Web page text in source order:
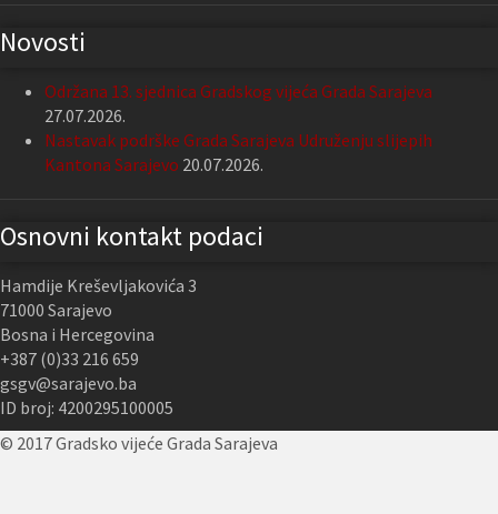
Novosti
Održana 13. sjednica Gradskog vijeća Grada Sarajeva
27.07.2026.
Nastavak podrške Grada Sarajeva Udruženju slijepih
Kantona Sarajevo 20.07.2026.
Osnovni kontakt podaci
Hamdije Kreševljakovića 3
71000 Sarajevo
Bosna i Hercegovina
+387 (0)33 216 659
gsgv@sarajevo.ba
ID broj: 4200295100005
© 2017 Gradsko vijeće Grada Sarajeva